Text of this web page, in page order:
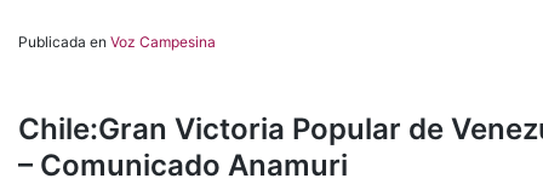
Publicada en Voz Campesina
Chile:Gran Victoria Popular de
– Comunicado Anamuri